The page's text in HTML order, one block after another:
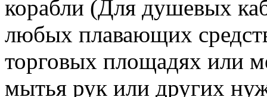
корабли (Для душевых
любых плавающих
торговых площадях или
мытья рук или других